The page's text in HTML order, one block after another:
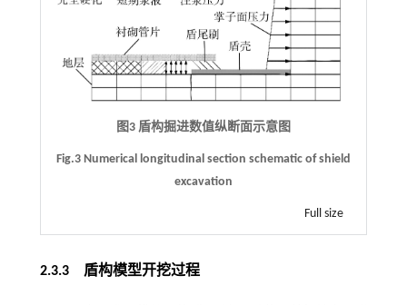
图3 盾构掘进数值纵断面示意图
Fig.3 Numerical longitudinal section schematic of shield
excavation
Full size
2.3.3盾构模型开挖过程